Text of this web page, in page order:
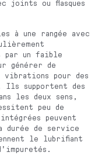
joints ou flasques
à une rangée avec
par un faible
générer de
pour des
Ils supportent des
les deux sens,
peu de
peuvent
durée de service
le lubrifiant